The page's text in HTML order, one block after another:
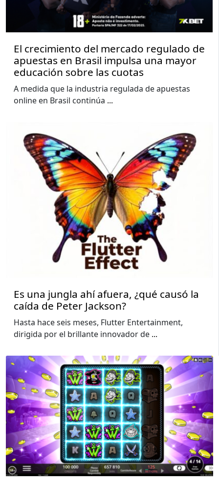
El crecimiento del mercado regulado de
apuestas en Brasil impulsa una mayor
educación sobre las cuotas
A medida que la industria regulada de apuestas
online en Brasil continúa ...
Es una jungla ahí afuera, ¿qué causó la
caída de Peter Jackson?
Hasta hace seis meses, Flutter Entertainment,
dirigida por el brillante innovador de ...